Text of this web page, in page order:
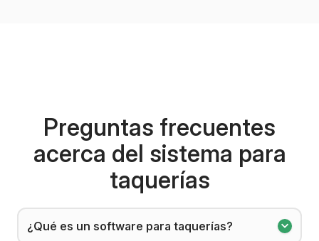
Preguntas frecuentes
acerca del sistema para
taquerías
¿Qué es un software para taquerías?